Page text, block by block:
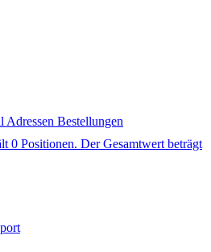
Adressen Bestellungen
0 Positionen. Der Gesamtwert beträgt